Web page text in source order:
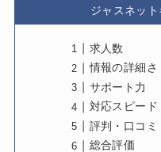
ジャスネッ
求人数
情報の詳細
サポート力
対応スピー
評判・口コ
総合評価